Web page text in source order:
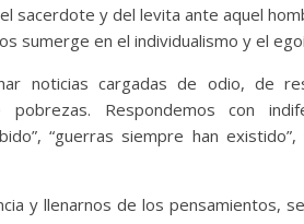
sacerdote y del levita ante aquel
sumerge en el individualismo y el
noticias cargadas de odio, de
Respondemos con
“guerras siempre han existido”,
y llenarnos de los pensamientos,